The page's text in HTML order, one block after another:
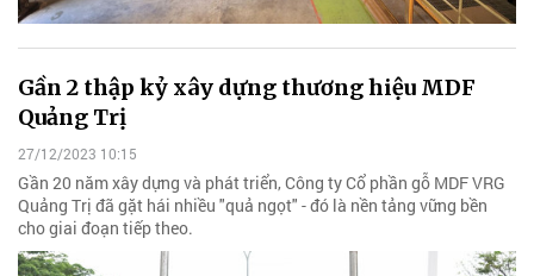
Gần 2 thập kỷ xây dựng thương hiệu MDF
Quảng Trị
27/12/2023 10:15
Gần 20 năm xây dựng và phát triển, Công ty Cổ phần gỗ MDF VRG
Quảng Trị đã gặt hái nhiều "quả ngọt" - đó là nền tảng vững bền
cho giai đoạn tiếp theo.